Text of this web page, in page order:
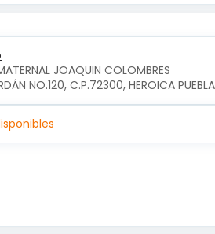
JOAQUIN COLOMBRES
NO.120, C.P.72300, HEROICA